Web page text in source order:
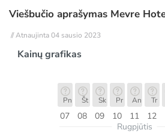
Viešbučio aprašymas Mevre
// Atnaujinta 04 sausio 2023
Kainų grafikas
07
Pn
08
Št
09
Sk
10
Pr
11
An
12
Tr
Rugpjūtis